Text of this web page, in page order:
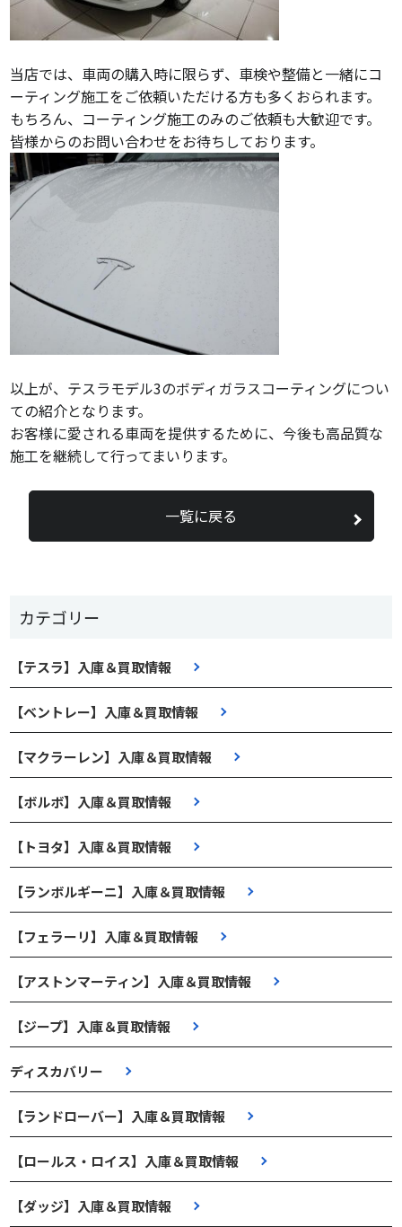
カテゴリー
【テスラ】入庫＆買取情報
【ベントレー】入庫＆買取情報
【マクラーレン】入庫＆買取情報
【ボルボ】入庫＆買取情報
【トヨタ】入庫＆買取情報
【ランボルギーニ】入庫＆買取情報
【フェラーリ】入庫＆買取情報
【アストンマーティン】入庫＆買取情報
【ジープ】入庫＆買取情報
ディスカバリー
【ランドローバー】入庫＆買取情報
【ロールス・ロイス】入庫＆買取情報
【ダッジ】入庫＆買取情報
当店では、車両の購入時に限らず、車検や整備と一緒にコ
ーティング施工をご依頼いただける方も多くおられます。
もちろん、コーティング施工のみのご依頼も大歓迎です。
皆様からのお問い合わせをお待ちしております。
以上が、テスラモデル3のボディガラスコーティングについ
ての紹介となります。
お客様に愛される車両を提供するために、今後も高品質な
施工を継続して行ってまいります。
一覧に戻る